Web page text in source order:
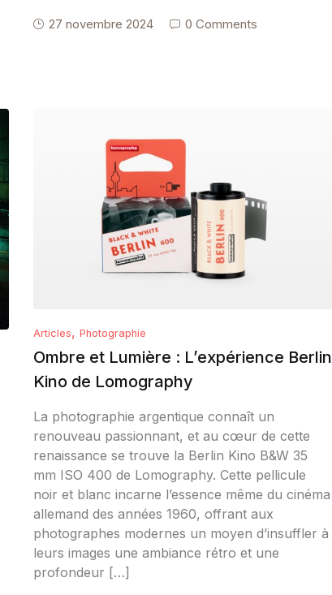
27 novembre 2024 0 Comments
Articles, Photographie
Ombre et Lumière : L’expérience Berlin
Kino de Lomography
La photographie argentique connaît un
renouveau passionnant, et au cœur de cette
renaissance se trouve la Berlin Kino B&W 35
mm ISO 400 de Lomography. Cette pellicule
noir et blanc incarne l’essence même du cinéma
allemand des années 1960, offrant aux
photographes modernes un moyen d’insuffler à
leurs images une ambiance rétro et une
profondeur […]